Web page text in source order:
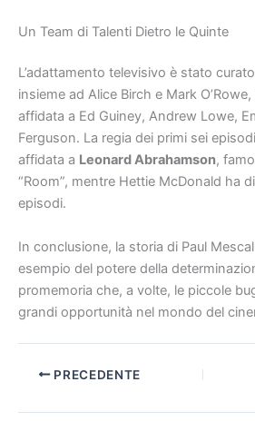
Un Team di Talenti Dietro le Quinte
L’adattamento televisivo è stato
insieme ad Alice Birch e Mark
affidata a Ed Guiney, Andrew Lowe,
Ferguson. La regia dei primi sei
affidata a Leonard Abrahamson,
“Room”, mentre Hettie McDonald ha
episodi.
In conclusione, la storia di Paul
esempio del potere della
promemoria che, a volte, le piccole
grandi opportunità nel mondo del
PRECEDENTE